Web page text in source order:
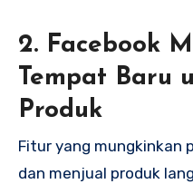
2. Facebook
Tempat Baru
Produk
Fitur yang mungkinkan
dan menjual produk